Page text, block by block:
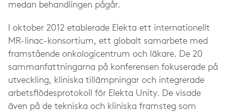
medan behandlingen pågår.
I oktober 2012 etablerade Elekta ett internationellt
MR-linac-konsortium, ett globalt samarbete med
framstående onkologicentrum och läkare. De 20
sammanfattningarna på konferensen fokuserade på
utveckling, kliniska tillämpningar och integrerade
arbetsflödesprotokoll för Elekta Unity. De visade
även på de tekniska och kliniska framsteg som